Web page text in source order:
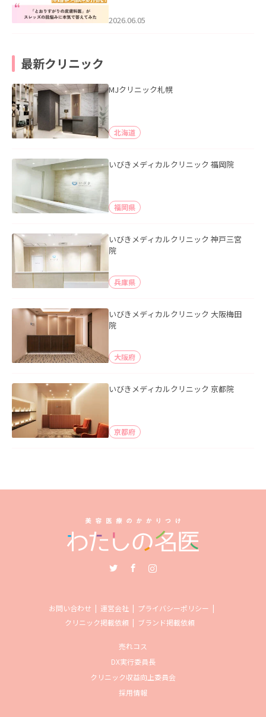
2026.06.05
最新クリニック
MJクリニック札幌
北海道
いびきメディカルクリニック 福岡院
福岡県
いびきメディカルクリニック 神戸三宮
院
兵庫県
いびきメディカルクリニック 大阪梅田
院
大阪府
いびきメディカルクリニック 京都院
京都府
お問い合わせ 運営会社
プライバシーポリシー
クリニック掲載依頼
ブランド掲載依頼
売れコス
DX実行委員長
クリニック収益向上委員会
採用情報